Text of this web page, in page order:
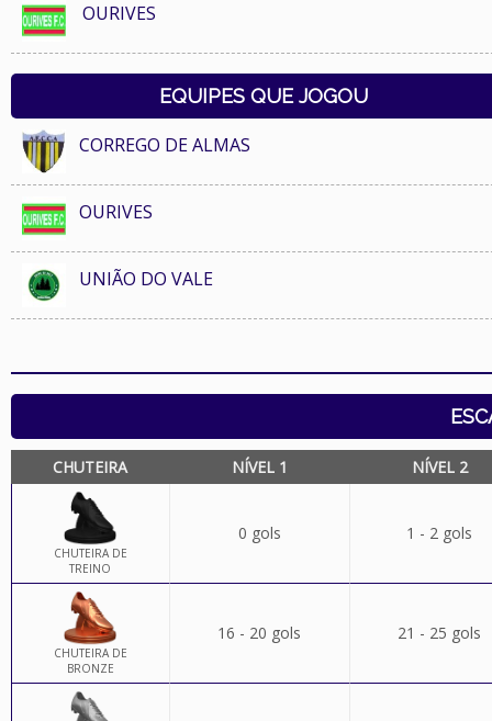
OURIVES
EQUIPES QUE JOGOU
CORREGO DE ALMAS
OURIVES
UNIÃO DO VALE
CHUTEIRA NÍVEL 1 NÍVEL 2
CHUTEIRA DE
TREINO
0 gols 1 - 2 gols
CHUTEIRA DE
BRONZE
16 - 20 gols 21 - 25 gols